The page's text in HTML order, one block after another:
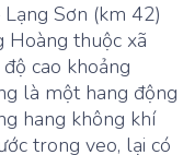
Sơn (km 42)
Hoàng thuộc xã
cao khoảng
là một hang động
hang không khí
trong veo, lại có